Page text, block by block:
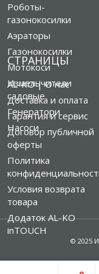
Роботы-
газонокосилки
Аэраторы
Газонокосилки
Мотокоси
Измельчители
садовые
Генератори
Насоси
СТРАНИЦЫ
AL-KO | О нас
Доставка и оплата
Гарантия и сервис
Договор публичной
оферты
Политика
Условия возврата
товара
Додаток AL-KO
inTOUCH
© 2025